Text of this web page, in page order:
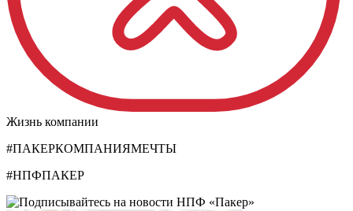
Жизнь компании
#ПАКЕРКОМПАНИЯМЕЧТЫ
#НПФПАКЕР